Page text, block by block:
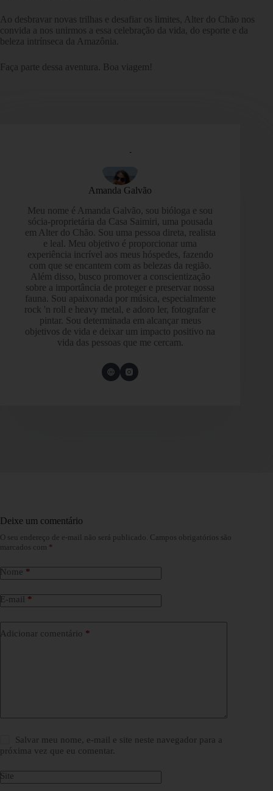
Ao desbravar novas trilhas e desafiar os limites, Alter do Chão nos
convida a nos unirmos a essa celebração da vida, do esporte e da
beleza intrínseca da Amazônia.
Faça parte dessa aventura. Boa viagem!
Amanda Galvão
Meu nome é Amanda Galvão, sou bióloga e sou
sócia-proprietária da Casa Saimiri, uma pousada
em Alter do Chão. Sou uma pessoa direta, realista
e leal. Meu objetivo é proporcionar uma
experiência incrível aos meus hóspedes, fazendo
com que se encantem com as belezas da região.
Além disso, busco promover a conscientização
sobre a importância de proteger e preservar nossa
fauna. Sou apaixonada por música, especialmente
rock 'n roll e heavy metal, e adoro ler, fotografar e
pintar. Sou determinada em alcançar meus
objetivos de vida e deixar um impacto positivo na
vida das pessoas que me cercam.
Deixe um comentário
O seu endereço de e-mail não será publicado. Campos obrigatórios são
marcados com *
Nome *
E-mail *
Adicionar comentário *
Salvar meu nome, e-mail e site neste navegador para a
próxima vez que eu comentar.
Site